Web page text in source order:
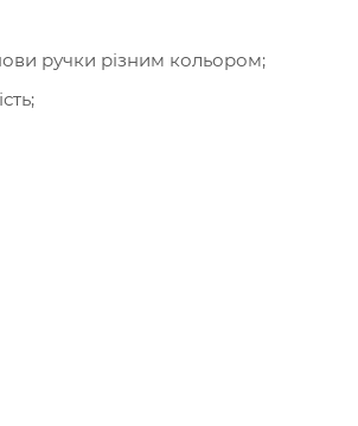
ручки різним кольором;